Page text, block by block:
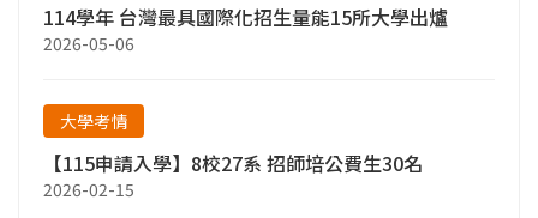
114學年 台灣最具國際化招生量能15所大學出爐
2026-05-06
大學考情
【115申請入學】8校27系 招師培公費生30名
2026-02-15